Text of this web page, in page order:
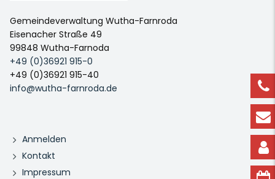
Gemeindeverwaltung Wutha-Farnroda
Eisenacher Straße 49
99848 Wutha-Farnoda
+49 (0)36921 915-0
+49 (0)36921 915-40
info@wutha-farnroda.de
Anmelden
Kontakt
Impressum